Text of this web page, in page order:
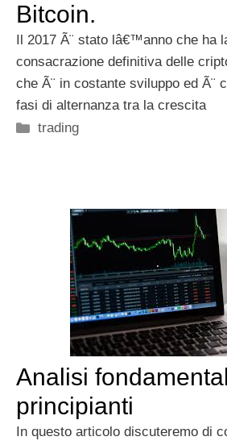
Bitcoin.
Il 2017 Ã¨ stato lâ€™anno che ha
consacrazione definitiva delle
che Ã¨ in costante sviluppo ed Ã¨
fasi di alternanza tra la crescita
Categorie
trading
Analisi
principianti
In questo articolo discuteremo di